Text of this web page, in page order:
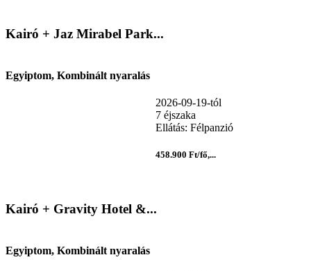
Kairó + Jaz Mirabel Park...
Egyiptom, Kombinált nyaralás
2026-09-19-tól
7 éjszaka
Ellátás: Félpanzió
458.900 Ft/fő,...
Kairó + Gravity Hotel &...
Egyiptom, Kombinált nyaralás